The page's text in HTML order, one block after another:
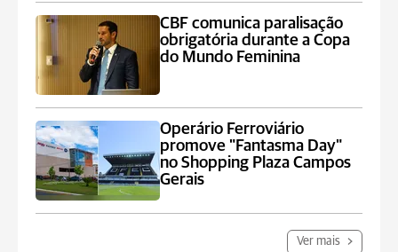
CBF comunica paralisação
obrigatória durante a Copa
do Mundo Feminina
Operário Ferroviário
promove "Fantasma Day"
no Shopping Plaza Campos
Gerais
Ver mais